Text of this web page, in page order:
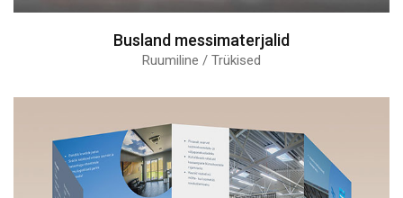
Busland messimaterjalid
Ruumiline / Trükised